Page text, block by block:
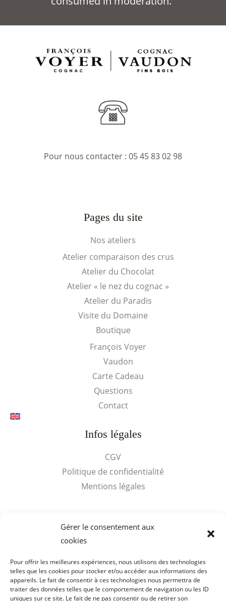
Gérer le consentement aux
cookies
Pour offrir les meilleures expériences, nous utilisons des technologies
telles que les cookies pour stocker et/ou accéder aux informations des
appareils. Le fait de consentir à ces technologies nous permettra de
traiter des données telles que le comportement de navigation ou les ID
uniques sur ce site. Le fait de ne pas consentir ou de retirer son
Pour nous contacter : 05 45 83 02 98
Pages du site
Nos ateliers
Atelier comparaison des crus
Atelier du Chocolat
Atelier « le nez du cognac »
Atelier du Paradis
Visite du Domaine
Boutique
François Voyer
Vaudon
Carte Cadeau
Questions
Contact
Infos légales
CGV
Politique de confidentialité
Mentions légales
Accès rapides
Panier